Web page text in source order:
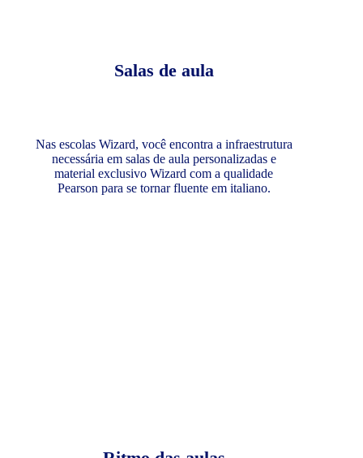
Salas de aula
Nas escolas Wizard, você encontra a infraestrutura
necessária em salas de aula personalizadas e
material exclusivo Wizard com a qualidade
Pearson para se tornar fluente em italiano.